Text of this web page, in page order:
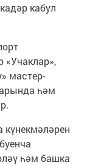
кабул
«Учаклар»,
мастер-
һәм
һәм башка